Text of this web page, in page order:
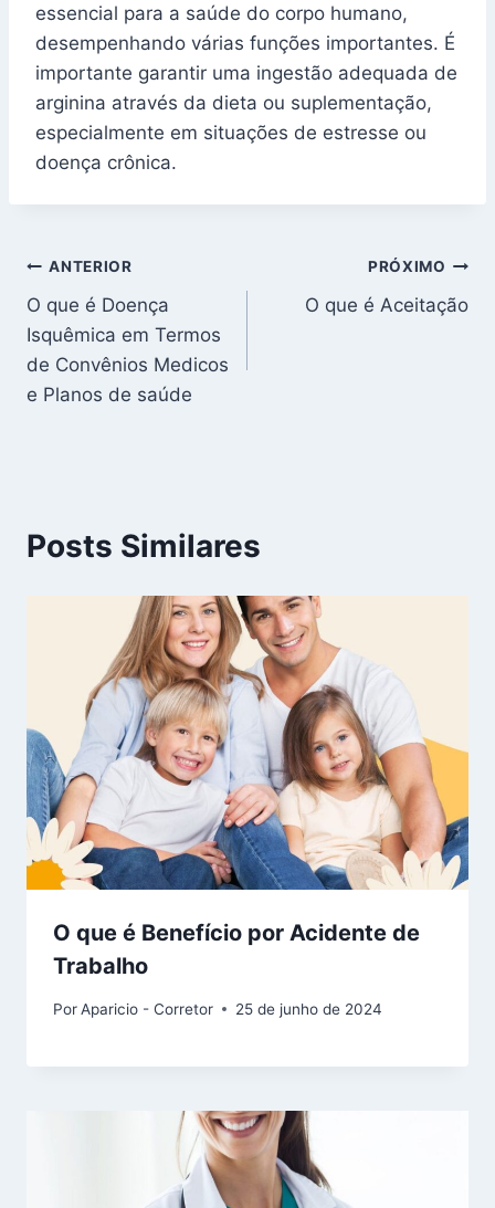
essencial para a saúde do corpo humano,
desempenhando várias funções importantes. É
importante garantir uma ingestão adequada de
arginina através da dieta ou suplementação,
especialmente em situações de estresse ou
doença crônica.
Navegação
de
Post
ANTERIOR
O que é Doença
Isquêmica em Termos
de Convênios Medicos
e Planos de saúde
PRÓXIMO
O que é Aceitação
Posts Similares
O que é Benefício por Acidente de
Trabalho
PorAparicio - Corretor 25 de junho de 2024